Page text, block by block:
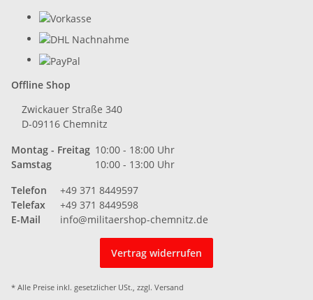
Offline Shop
Zwickauer Straße 340
D-09116 Chemnitz
Montag - Freitag 10:00 - 18:00 Uhr
Samstag
10:00 - 13:00 Uhr
Telefon
+49 371 8449597
Telefax
+49 371 8449598
E-Mail
info@militaershop-chemnitz.de
Vertrag widerrufen
* Alle Preise inkl. gesetzlicher USt., zzgl. Versand